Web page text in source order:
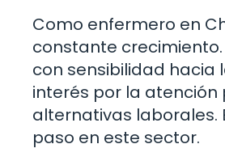
Como enfermero en
constante
con sensibilidad hacia
interés por la
alternativas laborales.
paso en este sector.